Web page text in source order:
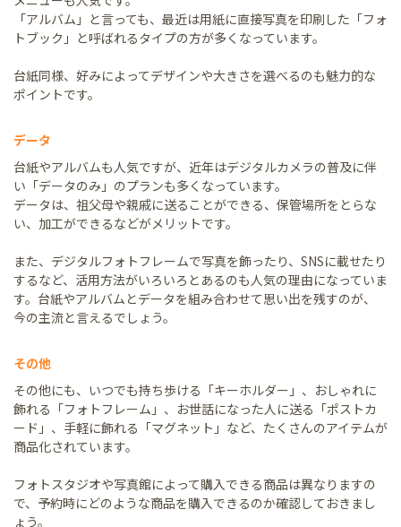
「アルバム」と言っても、最近は用紙に直接写真を印刷した「フォ
トブック」と呼ばれるタイプの方が多くなっています。
台紙同様、好みによってデザインや大きさを選べるのも魅力的な
ポイントです。
データ
台紙やアルバムも人気ですが、近年はデジタルカメラの普及に伴
い「データのみ」のプランも多くなっています。
データは、祖父母や親戚に送ることができる、保管場所をとらな
い、加工ができるなどがメリットです。
また、デジタルフォトフレームで写真を飾ったり、SNSに載せたり
するなど、活用方法がいろいろとあるのも人気の理由になっていま
す。台紙やアルバムとデータを組み合わせて思い出を残すのが、
今の主流と言えるでしょう。
その他
その他にも、いつでも持ち歩ける「キーホルダー」、おしゃれに
飾れる「フォトフレーム」、お世話になった人に送る「ポストカ
ード」、手軽に飾れる「マグネット」など、たくさんのアイテムが
商品化されています。
フォトスタジオや写真館によって購入できる商品は異なりますの
で、予約時にどのような商品を購入できるのか確認しておきまし
ょう。